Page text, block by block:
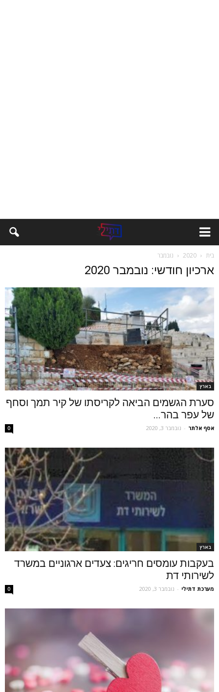
בית 2020 נובמבר
ארכיון חודשי: נובמבר 2020
בארץ
סערת הגשמים הביאה לקריסתו של קיר תמך וסחף
של עפר בהר...
אסף אלתר - נובמבר 3, 2020 0
בארץ
בעקבות עומסים חריגים: צעדים ארגוניים במשרד
לשירותי דת
מערכת דתילי - נובמבר 3, 2020 0